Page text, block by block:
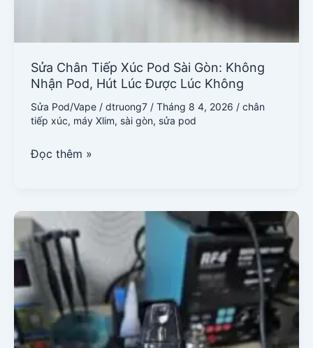
Sửa Chân Tiếp Xúc Pod Sài Gòn: Không
Nhận Pod, Hút Lúc Được Lúc Không
Sửa Pod/Vape / dtruong7 / Tháng 8 4, 2026 / chân
tiếp xúc, máy Xlim, sài gòn, sửa pod
Đọc thêm »
Sửa
Pod
Không
Nhận
Đầu
Pod
Ở